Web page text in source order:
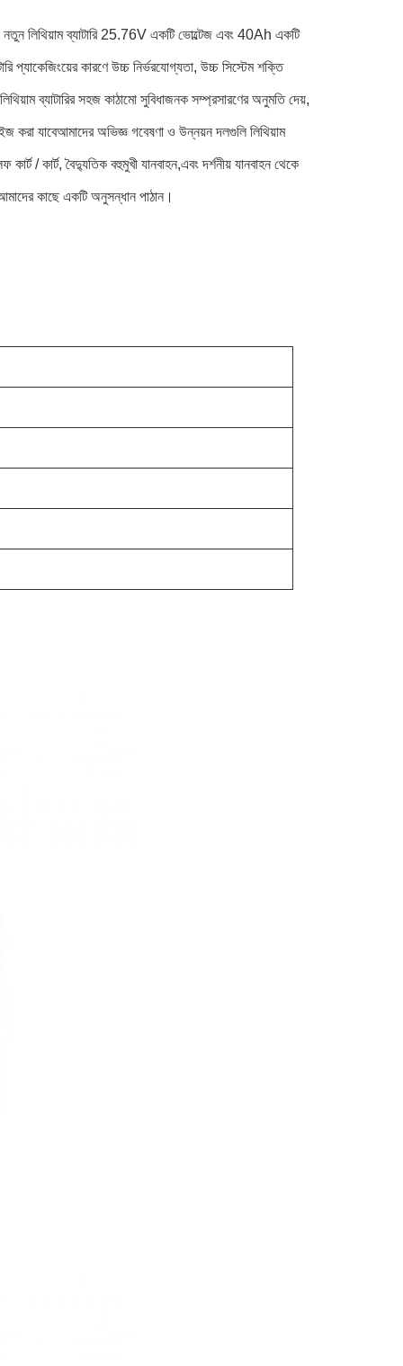
নতুন লিথিয়াম ব্যাটারি 25.76V একটি ভোল্টেজ এবং 40Ah একটি
কারণে উচ্চ নির্ভরযোগ্যতা, উচ্চ সিস্টেম শক্তি
ব্যাটারির সহজ কাঠামো সুবিধাজনক সম্প্রসারণের অনুমতি দেয়,
করা যাবেআমাদের অভিজ্ঞ গবেষণা ও উন্নয়ন দলগুলি লিথিয়াম
/ কার্ট, বৈদ্যুতিক বহুমুখী যানবাহন,এবং দর্শনীয় যানবাহন থেকে
কাছে একটি অনুসন্ধান পাঠান।